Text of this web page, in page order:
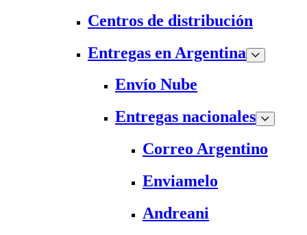
Centros de distribución
Entregas en Argentina
Envío Nube
Entregas nacionales
Correo Argentino
Enviamelo
Andreani